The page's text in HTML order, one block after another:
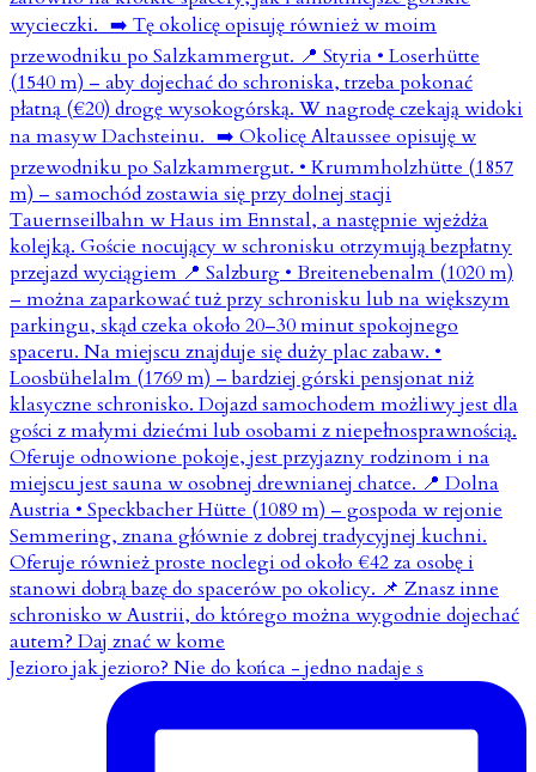
Jezioro jak jezioro? Nie do końca - jedno nadaje s